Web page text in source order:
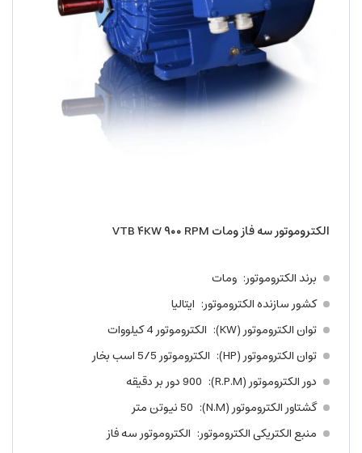
الکتروموتور سه فاز ومات VTB ۴KW ۹۰۰ RPM
برند الکتروموتور ومات
کشور سازنده الکتروموتور ایتالیا
توان الکتروموتور (KW)
الکتروموتور 4 کیلووات
توان الکتروموتور (HP)
الکتروموتور 5/5 اسب بخار
دور الکتروموتور (R.P.M)
900 دور بر دقیقه
گشتاور الکتروموتور (N.M)
50 نیوتن متر
منبع الکتریکی الکتروموتور الکتروموتور سه فاز